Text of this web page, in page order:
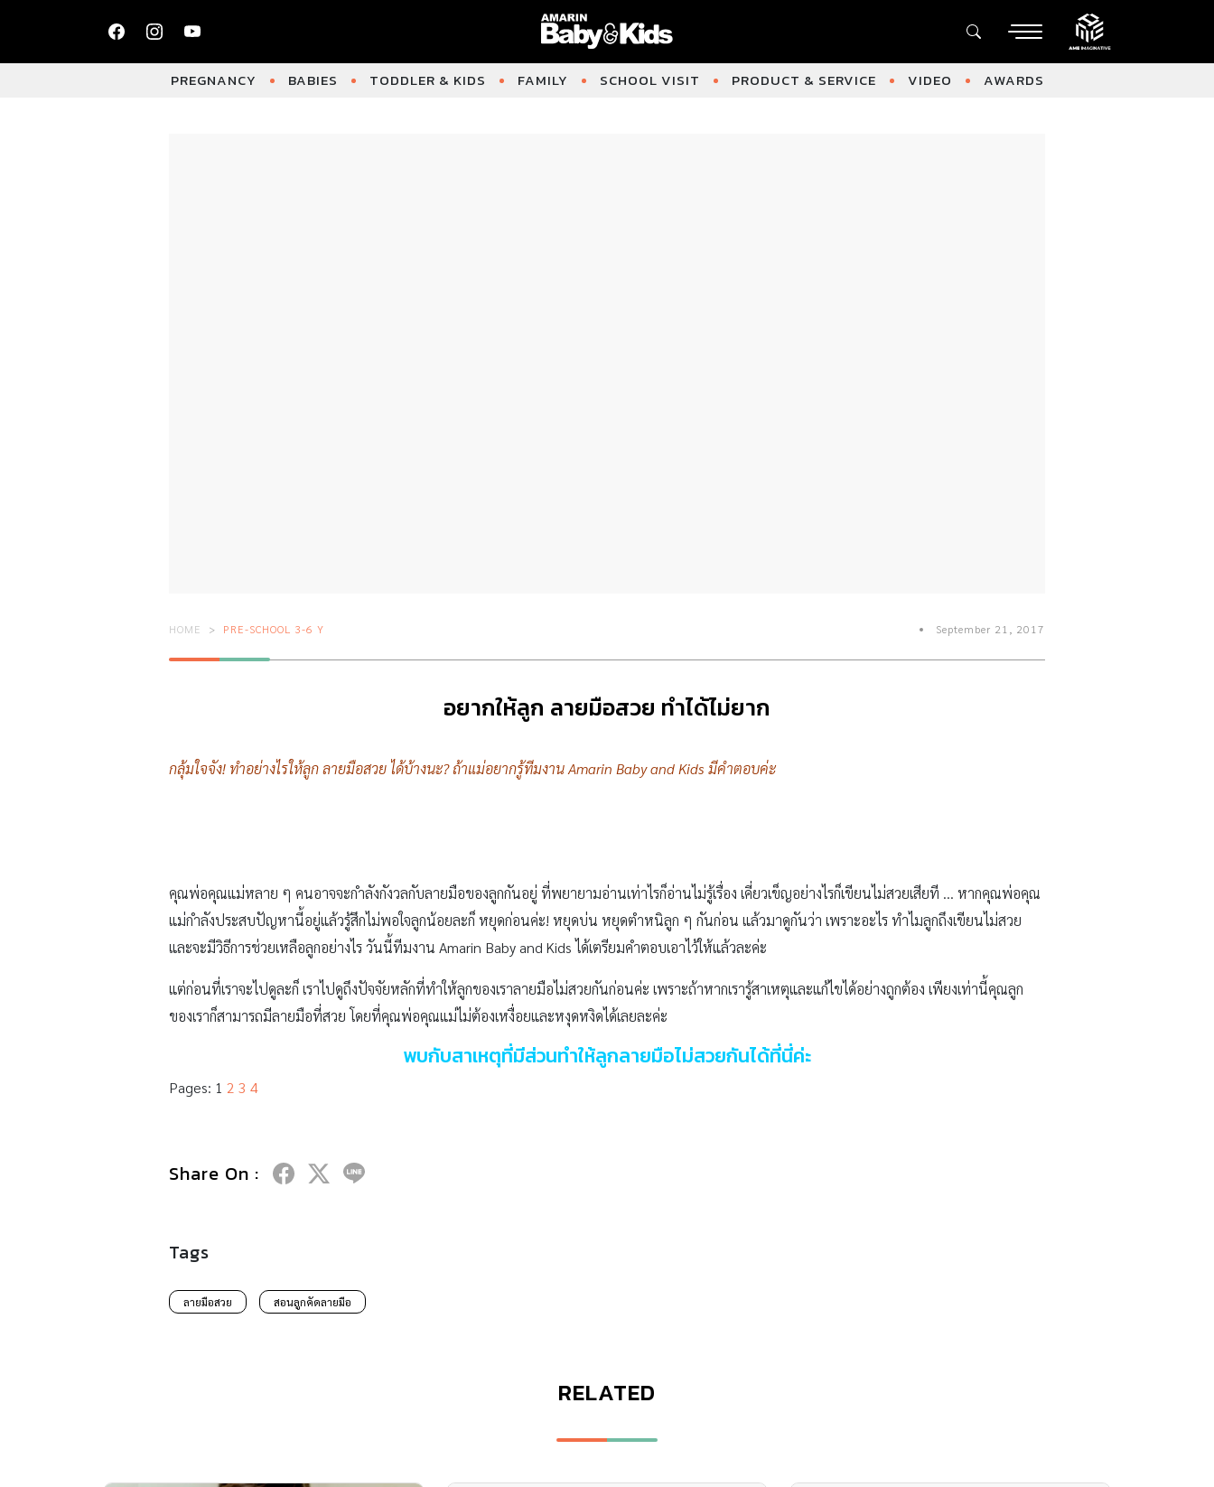
PREGNANCY BABIES TODDLER & KIDS FAMILY SCHOOL VISIT PRODUCT & SERVICE VIDEO AWARDS
HOME PRE-SCHOOL 3-6 Y September 21, 2017
อยากให้ลูก ลายมือสวย ทำได้ไม่ยาก
กลุ้มใจจัง! ทำอย่างไรให้ลูก ลายมือสวย ได้บ้างนะ? ถ้าแม่อยากรู้ทีมงาน Amarin Baby and Kids มีคำตอบค่ะ
คุณพ่อคุณแม่หลาย ๆ คนอาจจะกำลังกังวลกับลายมือของลูกกันอยู่ ที่พยายามอ่านเท่าไรก็อ่านไม่รู้เรื่อง เคี่ยวเข็ญอย่างไรก็เขียนไม่สวยเสียที … หากคุณพ่อคุณ
แม่กำลังประสบปัญหานี้อยู่แล้วรู้สึกไม่พอใจลูกน้อยละก็ หยุดก่อนค่ะ! หยุดบ่น หยุดตำหนิลูก ๆ กันก่อน แล้วมาดูกันว่า เพราะอะไร ทำไมลูกถึงเขียนไม่สวย
และจะมีวิธีการช่วยเหลือลูกอย่างไร วันนี้ทีมงาน Amarin Baby and Kids ได้เตรียมคำตอบเอาไว้ให้แล้วละค่ะ
แต่ก่อนที่เราจะไปดูละก็ เราไปดูถึงปัจจัยหลักที่ทำให้ลูกของเราลายมือไม่สวยกันก่อนค่ะ เพราะถ้าหากเรารู้สาเหตุและแก้ไขได้อย่างถูกต้อง เพียงเท่านี้คุณลูก
ของเราก็สามารถมีลายมือที่สวย โดยที่คุณพ่อคุณแม่ไม่ต้องเหงื่อยและหงุดหงิดได้เลยละค่ะ
พบกับสาเหตุที่มีส่วนทำให้ลูกลายมือไม่สวยกันได้ที่นี่ค่ะ
Pages: 1 2 3 4
Share On :
Tags
ลายมือสวย สอนลูกคัดลายมือ
RELATED